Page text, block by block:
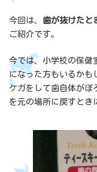
今回は、 歯が抜けたと
ご紹介です。
今では、小学校の保健
になった方もいるかも
ケガをして歯自体がぽ
を元の場所に戻すとき